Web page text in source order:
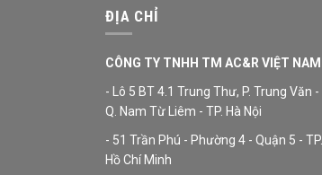
ĐỊA CHỈ
CÔNG TY TNHH TM AC&R VIỆT NAM
- Lô 5 BT 4.1 Trung Thư, P. Trung Văn -
Q. Nam Từ Liêm - TP. Hà Nội
- 51 Trần Phú - Phường 4 - Quận 5 - TP.
Hồ Chí Minh